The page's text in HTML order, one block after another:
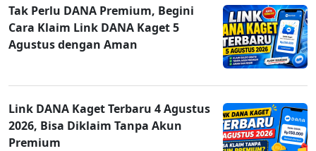
Tak Perlu DANA Premium, Begini
Cara Klaim Link DANA Kaget 5
Agustus dengan Aman
Link DANA Kaget Terbaru 4 Agustus
2026, Bisa Diklaim Tanpa Akun
Premium